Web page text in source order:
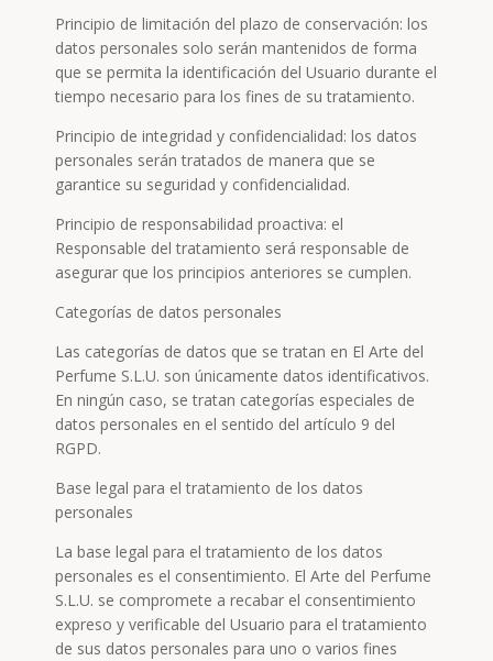
Principio de limitación del plazo de conservación: los
datos personales solo serán mantenidos de forma
que se permita la identificación del Usuario durante el
tiempo necesario para los fines de su tratamiento.
Principio de integridad y confidencialidad: los datos
personales serán tratados de manera que se
garantice su seguridad y confidencialidad.
Principio de responsabilidad proactiva: el
Responsable del tratamiento será responsable de
asegurar que los principios anteriores se cumplen.
Categorías de datos personales
Las categorías de datos que se tratan en El Arte del
Perfume S.L.U. son únicamente datos identificativos.
En ningún caso, se tratan categorías especiales de
datos personales en el sentido del artículo 9 del
RGPD.
Base legal para el tratamiento de los datos
personales
La base legal para el tratamiento de los datos
personales es el consentimiento. El Arte del Perfume
S.L.U. se compromete a recabar el consentimiento
expreso y verificable del Usuario para el tratamiento
de sus datos personales para uno o varios fines